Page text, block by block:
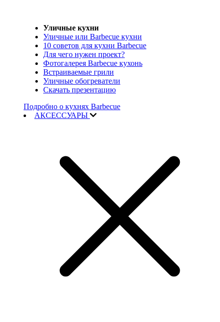
Уличные кухни
Уличные или Barbecue кухни
10 советов для кухни Barbecue
Для чего нужен проект?
Фотогалерея Barbecue кухонь
Встраиваемые грили
Уличные обогреватели
Скачать презентацию
Подробно о кухнях Barbecue
АКСЕССУАРЫ